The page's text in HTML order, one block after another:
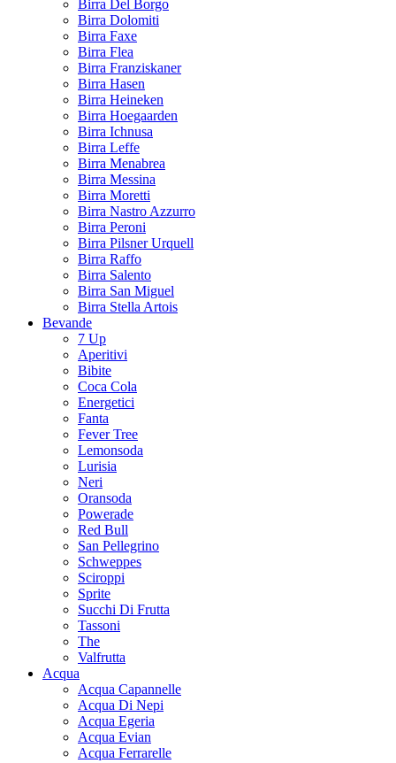
Birra Del Borgo
Birra Dolomiti
Birra Faxe
Birra Flea
Birra Franziskaner
Birra Hasen
Birra Heineken
Birra Hoegaarden
Birra Ichnusa
Birra Leffe
Birra Menabrea
Birra Messina
Birra Moretti
Birra Nastro Azzurro
Birra Peroni
Birra Pilsner Urquell
Birra Raffo
Birra Salento
Birra San Miguel
Birra Stella Artois
Bevande
7 Up
Aperitivi
Bibite
Coca Cola
Energetici
Fanta
Fever Tree
Lemonsoda
Lurisia
Neri
Oransoda
Powerade
Red Bull
San Pellegrino
Schweppes
Sciroppi
Sprite
Succhi Di Frutta
Tassoni
The
Valfrutta
Acqua
Acqua Capannelle
Acqua Di Nepi
Acqua Egeria
Acqua Evian
Acqua Ferrarelle